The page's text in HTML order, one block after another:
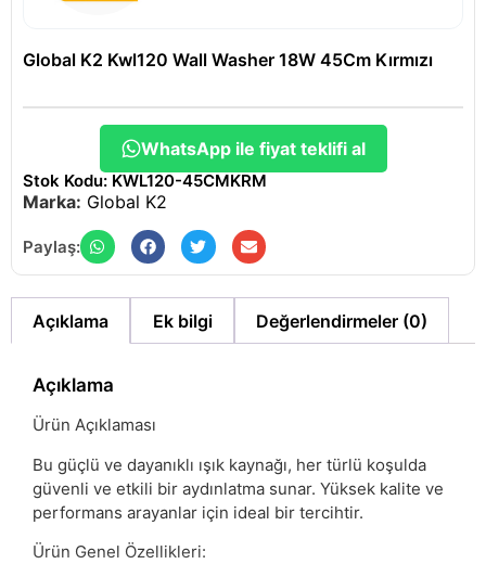
Global K2 Kwl120 Wall Washer 18W 45Cm Kırmızı
WhatsApp ile fiyat teklifi al
Stok Kodu: KWL120-45CMKRM
Marka: Global K2
Paylaş:
Açıklama Ek bilgi Değerlendirmeler (0)
Açıklama
Ürün Açıklaması
Bu güçlü ve dayanıklı ışık kaynağı, her türlü koşulda
güvenli ve etkili bir aydınlatma sunar. Yüksek kalite ve
performans arayanlar için ideal bir tercihtir.
Ürün Genel Özellikleri: